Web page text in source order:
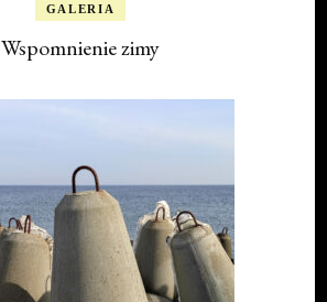
GALERIA
Wspomnienie zimy